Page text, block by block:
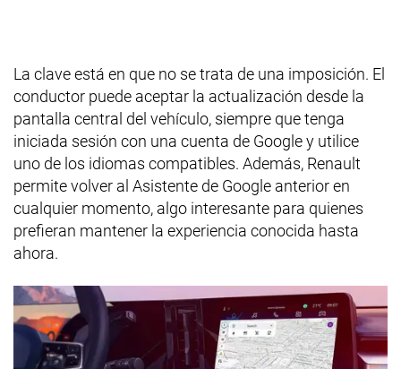
La clave está en que no se trata de una imposición. El
conductor puede aceptar la actualización desde la
pantalla central del vehículo, siempre que tenga
iniciada sesión con una cuenta de Google y utilice
uno de los idiomas compatibles. Además, Renault
permite volver al Asistente de Google anterior en
cualquier momento, algo interesante para quienes
prefieran mantener la experiencia conocida hasta
ahora.